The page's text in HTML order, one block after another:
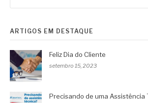
ARTIGOS EM DESTAQUE
Feliz Dia do Cliente
setembro 15, 2023
Precisando de uma Assistência